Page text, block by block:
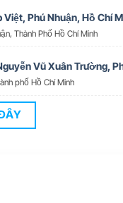
Phú Nhuận, Hồ Chí
Thành Phố Hồ Chí Minh
Vũ Xuân Trường,
phố Hồ Chí Minh